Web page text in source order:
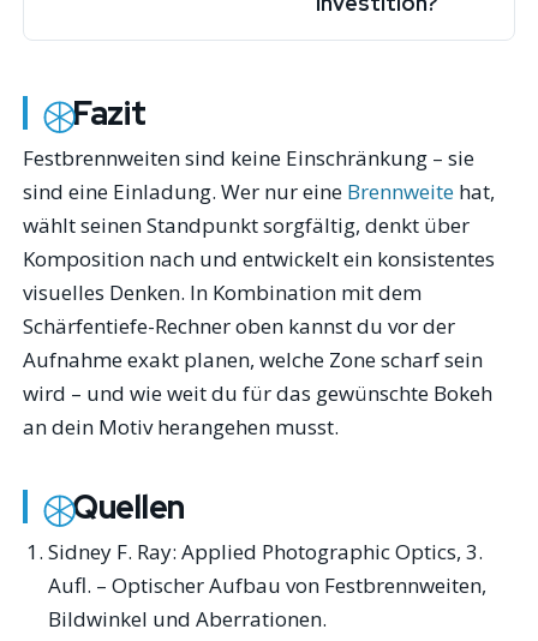
Fazit
Festbrennweiten sind keine Einschränkung – sie
sind eine Einladung. Wer nur eine Brennweite hat,
wählt seinen Standpunkt sorgfältig, denkt über
Komposition nach und entwickelt ein konsistentes
visuelles Denken. In Kombination mit dem
Schärfentiefe-Rechner oben kannst du vor der
Aufnahme exakt planen, welche Zone scharf sein
wird – und wie weit du für das gewünschte Bokeh
an dein Motiv herangehen musst.
Quellen
Sidney F. Ray: Applied Photographic Optics, 3.
Aufl. – Optischer Aufbau von Festbrennweiten,
Bildwinkel und Aberrationen.